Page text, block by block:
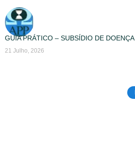
GUIA PRÁTICO – SUBSÍDIO DE DOENÇA
21 Julho, 2026